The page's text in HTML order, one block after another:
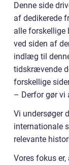
Denne side
af dedikerede
alle forskellige
ved siden af
indlæg til
tidskrævende
forskellige
– Derfor gør vi
Vi undersøger
internationale
relevante
Vores fokus